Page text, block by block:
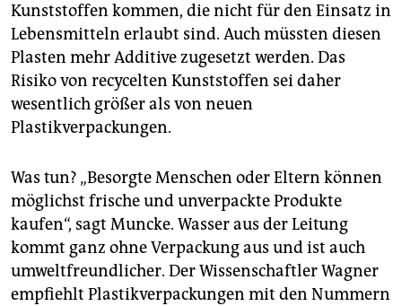
Kunststoffen kommen, die nicht für den Einsatz in
Lebensmitteln erlaubt sind. Auch müssten diesen
Plasten mehr Additive zugesetzt werden. Das
Risiko von recycelten Kunststoffen sei daher
wesentlich größer als von neuen
Plastikverpackungen.
Was tun? „Besorgte Menschen oder Eltern können
möglichst frische und unverpackte Produkte
kaufen“, sagt Muncke. Wasser aus der Leitung
kommt ganz ohne Verpackung aus und ist auch
umweltfreundlicher. Der Wissenschaftler Wagner
empfiehlt Plastikverpackungen mit den Nummern